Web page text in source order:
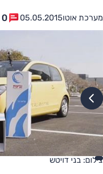
מערכת אוטו05.05.2015
0
צילום: בני דויטש